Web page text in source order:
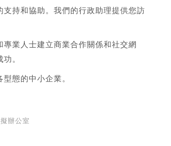
持和協助。我們的行政助理提供您訪
業人士建立商業合作關係和社交網
。
態的中小企業。
辦公室